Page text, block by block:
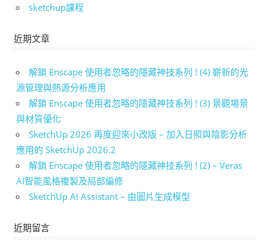
sketchup課程
近期文章
解鎖 Enscape 使用者忽略的隱藏神技系列 ! (4) 嶄新的光
源管理與熱源分析應用
解鎖 Enscape 使用者忽略的隱藏神技系列 ! (3) 景觀場景
與材質優化
SketchUp 2026 再度迎來小改版 – 加入日照與陰影分析
應用的 SketchUp 2026.2
解鎖 Enscape 使用者忽略的隱藏神技系列 ! (2) – Veras
AI智能風格複製及局部編修
SketchUp AI Assistant – 由圖片生成模型
近期留言